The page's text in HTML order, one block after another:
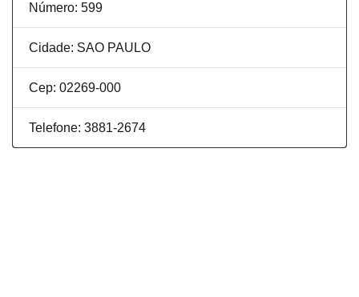
Número: 599
Cidade: SAO PAULO
Cep: 02269-000
Telefone: 3881-2674